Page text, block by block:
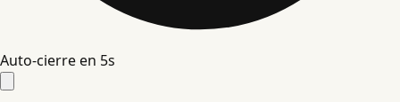
Auto-cierre en 4s